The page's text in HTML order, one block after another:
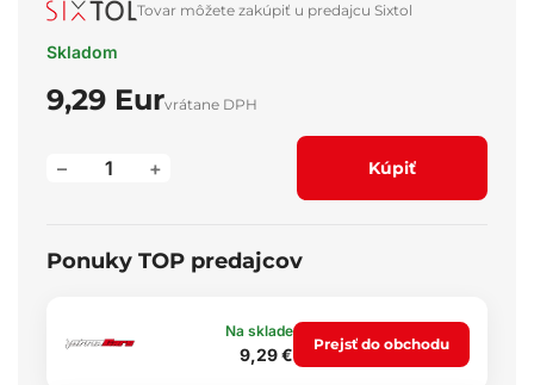
Tovar môžete zakúpiť u predajcu Sixtol
Skladom
9,29 Eurvrátane DPH
+
– Kúpiť
Ponuky TOP predajcov
Na sklade
9,29 €
Prejsť do obchodu